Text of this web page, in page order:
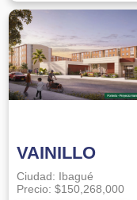
VAINILLO
Ciudad: Ibagué
Precio:$150,268,000